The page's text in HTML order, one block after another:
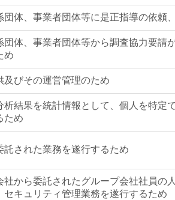
団体、事業者団体等に是正指導の依頼
団体、事業者団体等から調査協力要請
め
及びその運営管理のため
析結果を統計情報として、個人を特定
ため
託された業務を遂行するため
社から委託されたグループ会社社員の
セキュリティ管理業務を遂行するため